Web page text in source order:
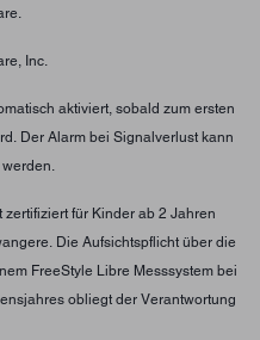
Inc.
aktiviert, sobald zum ersten
Der Alarm bei Signalverlust kann
für Kinder ab 2 Jahren
Die Aufsichtspflicht über die
FreeStyle Libre Messsystem bei
obliegt der Verantwortung